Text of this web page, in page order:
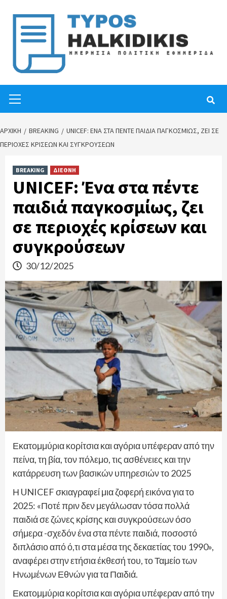
content
Menu
ΑΡΧΙΚΉ BREAKING
UNICEF: ΈΝΑ ΣΤΑ ΠΈΝΤΕ ΠΑΙΔΙΆ ΠΑΓΚΟΣΜΊΩΣ, ΖΕΙ ΣΕ
ΠΕΡΙΟΧΈΣ ΚΡΊΣΕΩΝ ΚΑΙ ΣΥΓΚΡΟΎΣΕΩΝ
BREAKING ΔΙΕΘΝΗ
UNICEF: Ένα στα πέντε
παιδιά παγκοσμίως, ζει
σε περιοχές κρίσεων και
συγκρούσεων
30/12/2025
Εκατομμύρια κορίτσια και αγόρια υπέφεραν από την
πείνα, τη βία, τον πόλεμο, τις ασθένειες και την
κατάρρευση των βασικών υπηρεσιών το 2025
Η UNICEF σκιαγραφεί μια ζοφερή εικόνα για το
2025: «Ποτέ πριν δεν μεγάλωσαν τόσα πολλά
παιδιά σε ζώνες κρίσης και συγκρούσεων όσο
σήμερα -σχεδόν ένα στα πέντε παιδιά, ποσοστό
διπλάσιο από ό,τι στα μέσα της δεκαετίας του 1990»,
αναφέρει στην ετήσια έκθεσή του, το Ταμείο των
Ηνωμένων Εθνών για τα Παιδιά.
Εκατομμύρια κορίτσια και αγόρια υπέφεραν από την